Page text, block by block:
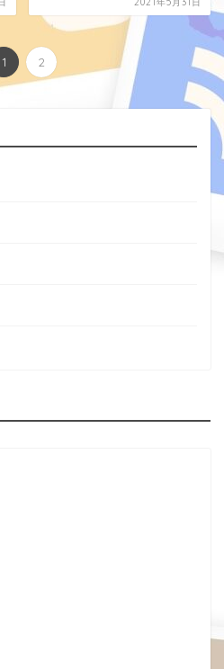
1 2